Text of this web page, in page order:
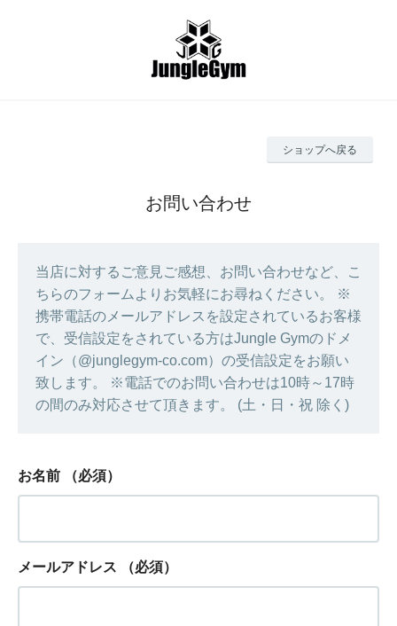
ショップへ戻る
お問い合わせ
当店に対するご意見ご感想、お問い合わせなど、こ
ちらのフォームよりお気軽にお尋ねください。 ※
携帯電話のメールアドレスを設定されているお客様
で、受信設定をされている方はJungle Gymのドメ
イン（@junglegym-co.com）の受信設定をお願い
致します。 ※電話でのお問い合わせは10時～17時
の間のみ対応させて頂きます。 (土・日・祝 除く)
お名前 （必須）
メールアドレス （必須）